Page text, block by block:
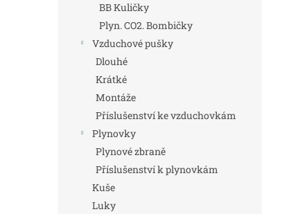
BB Kuličky
Plyn. CO2. Bombičky
Vzduchové pušky
Dlouhé
Krátké
Montáže
Příslušenství ke vzduchovkám
Plynovky
Plynové zbraně
Příslušenství k plynovkám
Kuše
Luky